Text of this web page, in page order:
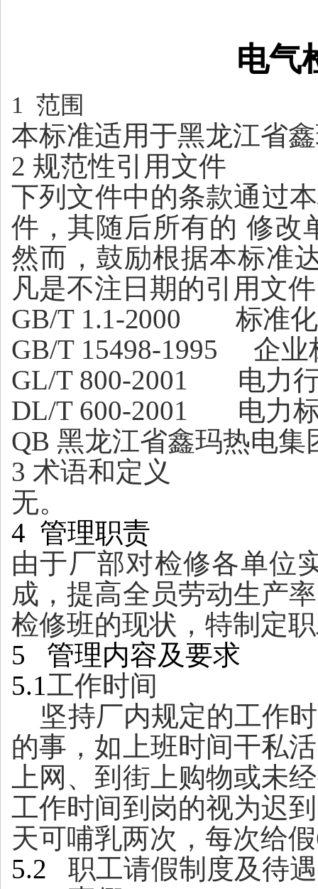
电气
1 范围
本标准适用于黑龙江省
2 规范性引用文件
下列文件中的条款通过
件 ， 其随后所有的 修改
然而 ， 鼓励根据本标准
凡是不注日期的引用文
GB/T1.1-2000 标准化
GB/T 15498-1995 企业
GL/T 800-2001 电力行
DL/T 600-2001 电力标
QB 黑龙江省鑫玛热电
3 术语和定义
无。
4 管理职责
由于厂部对检修各单位
成，提高全员劳动生产
检修班的现状，特制定
5 管理内容及要求
5.1工作时间
坚持厂内规定的工作
的事，如上班时间干私
上网、到街上购物或未
工作时间到岗的视为迟
天可哺乳两次，每次给假
5.2 职工请假制度及待遇